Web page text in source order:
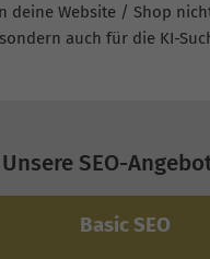
deine Website / Shop
sondern auch für die KI-
Unsere SEO-
Basic SEO